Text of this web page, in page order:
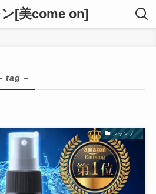
[美come on]
tag –
シャンプー